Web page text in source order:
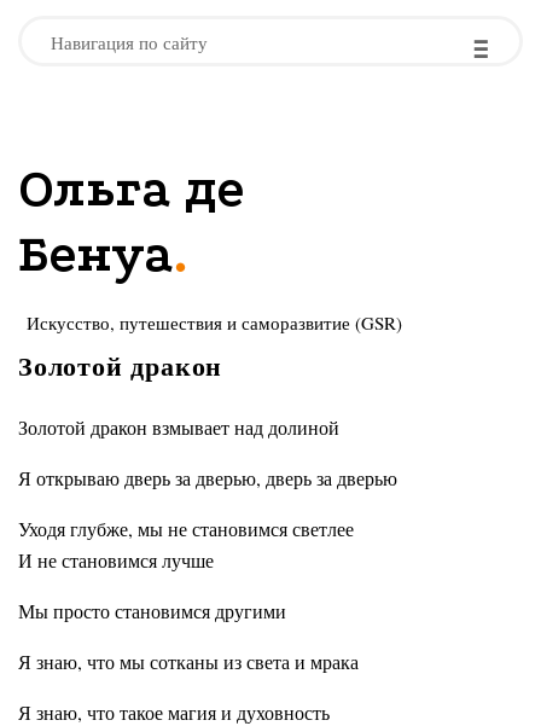
Навигация по сайту -
-
-
Ольга де
Бенуа.
Искусство, путешествия и саморазвитие (GSR)
Золотой дракон
Золотой дракон взмывает над долиной
Я открываю дверь за дверью, дверь за дверью
Уходя глубже, мы не становимся светлее
И не становимся лучше
Мы просто становимся другими
Я знаю, что мы сотканы из света и мрака
Я знаю, что такое магия и духовность